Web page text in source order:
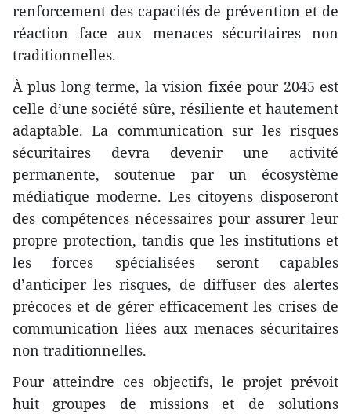
renforcement des capacités de prévention et de
réaction face aux menaces sécuritaires non
traditionnelles.
À plus long terme, la vision fixée pour 2045 est
celle d’une société sûre, résiliente et hautement
adaptable. La communication sur les risques
sécuritaires devra devenir une activité
permanente, soutenue par un écosystème
médiatique moderne. Les citoyens disposeront
des compétences nécessaires pour assurer leur
propre protection, tandis que les institutions et
les forces spécialisées seront capables
d’anticiper les risques, de diffuser des alertes
précoces et de gérer efficacement les crises de
communication liées aux menaces sécuritaires
non traditionnelles.
Pour atteindre ces objectifs, le projet prévoit
huit groupes de missions et de solutions